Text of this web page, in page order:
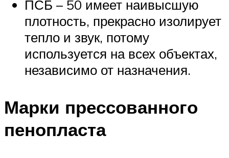
ПСБ – 50 имеет наивысшую
плотность, прекрасно изолирует
тепло и звук, потому
используется на всех объектах,
независимо от назначения.
Марки прессованного
пенопласта